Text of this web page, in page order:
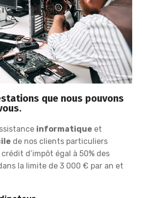
que nous pouvons
informatique et
de nos clients particuliers
d’impôt égal à 50% des
la limite de 3 000 € par an et